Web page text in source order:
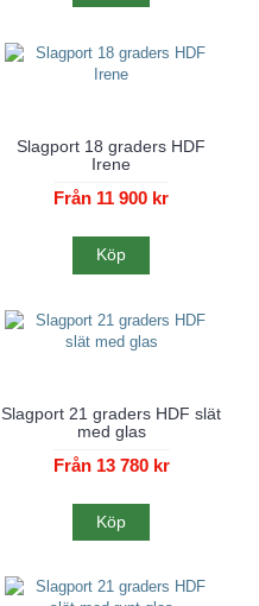
Slagport 18 graders HDF
Irene
Från 11 900 kr
Köp
Slagport 21 graders HDF slät
med glas
Från 13 780 kr
Köp